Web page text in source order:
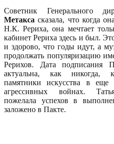
Советник Генерального
Метакса сказала, что когда
Н.К. Рериха, она мечтает
кабинет Рериха здесь и был.
и здорово, что годы идут, а
продолжать популяризацию
Рерихов. Дата подписания
актуальна, как никогда,
памятники искусства в еще
агрессивных войнах.
пожелала успехов в
заложено в Пакте.